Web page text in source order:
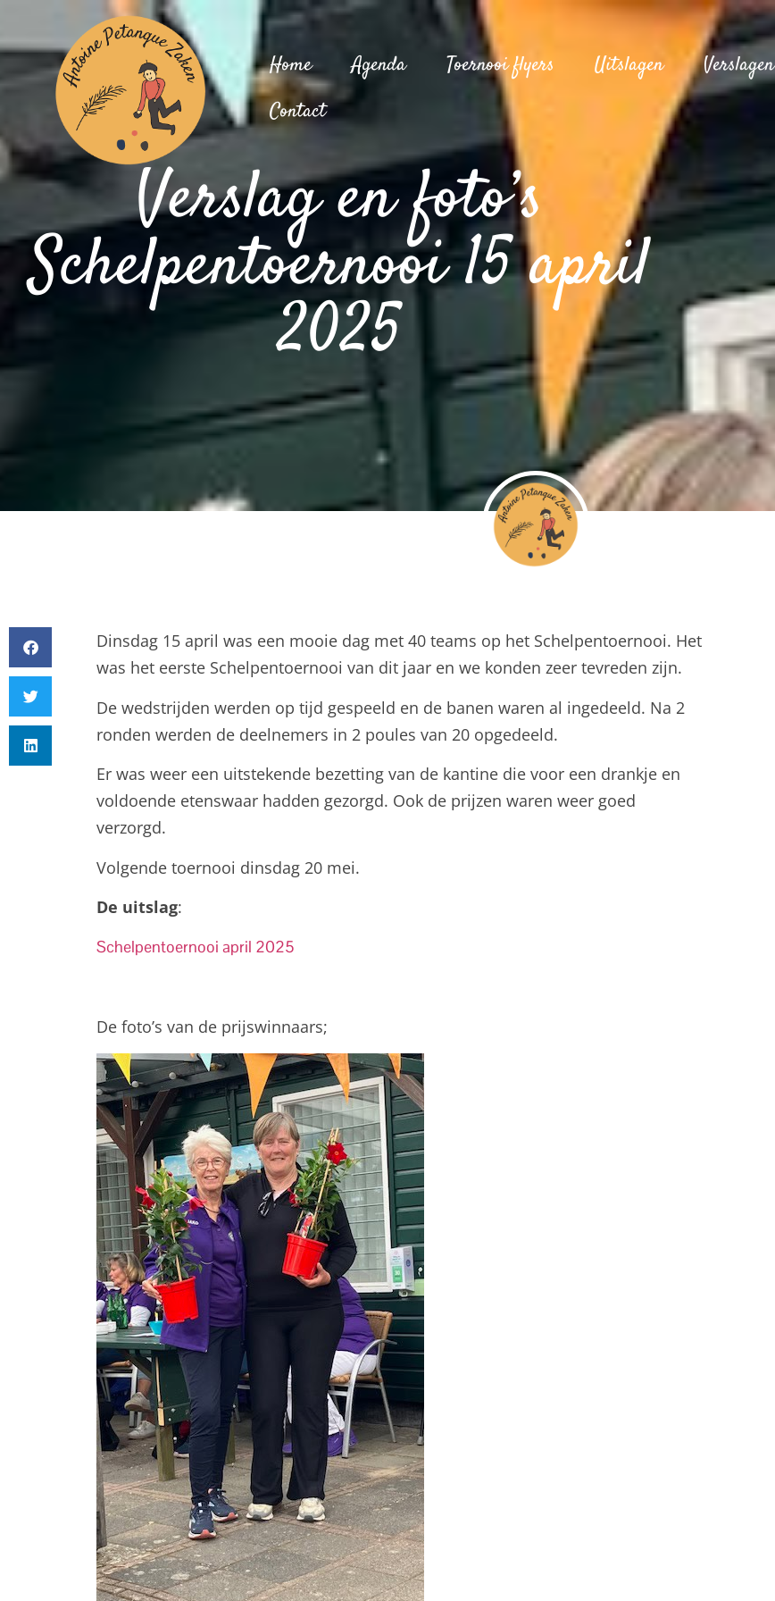
Home Agenda Toernooi flyers Uitslagen Verslagen
Contact
Verslag en foto’s
Schelpentoernooi 15 april
2025
Dinsdag 15 april was een mooie dag met 40 teams op het Schelpentoernooi. Het
was het eerste Schelpentoernooi van dit jaar en we konden zeer tevreden zijn.
De wedstrijden werden op tijd gespeeld en de banen waren al ingedeeld. Na 2
ronden werden de deelnemers in 2 poules van 20 opgedeeld.
Er was weer een uitstekende bezetting van de kantine die voor een drankje en
voldoende etenswaar hadden gezorgd. Ook de prijzen waren weer goed
verzorgd.
Volgende toernooi dinsdag 20 mei.
De uitslag:
Schelpentoernooi april 2025
De foto’s van de prijswinnaars;